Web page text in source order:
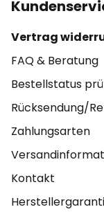
Vertrag
FAQ & Beratung
Bestellstatus
Rücksendung/
Zahlungsarten
Kontakt